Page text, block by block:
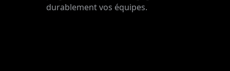
durablement vos équipes.